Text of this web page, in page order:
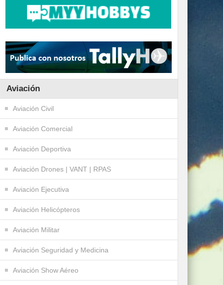
Aviación
Aviación Civil
Aviación Comercial
Aviación Deportiva
Aviación Drones | VANT | RPAS
Aviación Ejecutiva
Aviación Helicópteros
Aviación Militar
Aviación Seguridad y Medicina
Aviación Show Aéreo